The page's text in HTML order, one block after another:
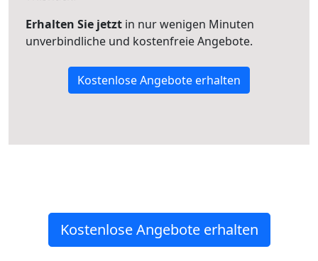
Erhalten Sie jetzt in nur wenigen Minuten
unverbindliche und kostenfreie Angebote.
Kostenlose Angebote erhalten
Kostenlose Angebote erhalten